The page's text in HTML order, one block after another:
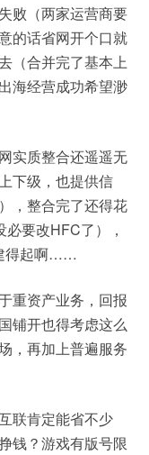
败（两家运营商要
的话省网开个口就
（合并完了基本上
海经营成功希望渺
实质整合还遥遥无
下级，也提供信
，整合完了还得花
要改HFC了），
得起啊……
重资产业务，回报
铺开也得考虑这么
，再加上普遍服务
联肯定能省不少
钱？游戏有版号限